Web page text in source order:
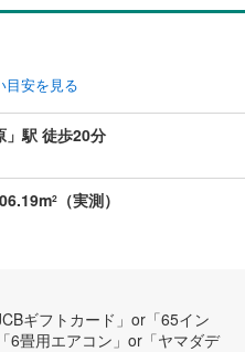
目安を見る
」駅 徒歩20分
2 （実測）
ギフトカード」or「65イン
6畳用エアコン」or「ヤマダデ